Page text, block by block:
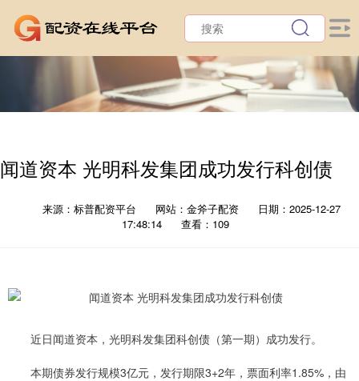
闻道资本 光明科发集团成功发行科创债
来源：标普配资平台 网站：金斧子配资
日期：2025-12-27
17:48:14
查看：109
近日闻道资本，光明科发集团科创债（第一期）成功发行。
本期债券发行规模3亿元，发行期限3+2年，票面利率1.85%，由